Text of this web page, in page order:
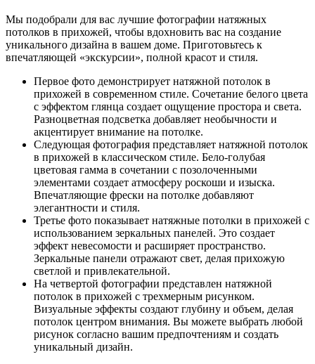
Мы подобрали для вас лучшие фотографии натяжных
потолков в прихожей, чтобы вдохновить вас на создание
уникального дизайна в вашем доме. Приготовьтесь к
впечатляющей «экскурсии», полной красот и стиля.
Первое фото демонстрирует натяжной потолок в
прихожей в современном стиле. Сочетание белого цвета
с эффектом глянца создает ощущение простора и света.
Разноцветная подсветка добавляет необычности и
акцентирует внимание на потолке.
Следующая фотография представляет натяжной потолок
в прихожей в классическом стиле. Бело-голубая
цветовая гамма в сочетании с позолоченными
элементами создает атмосферу роскоши и изыска.
Впечатляющие фрески на потолке добавляют
элегантности и стиля.
Третье фото показывает натяжные потолки в прихожей с
использованием зеркальных панелей. Это создает
эффект невесомости и расширяет пространство.
Зеркальные панели отражают свет, делая прихожую
светлой и привлекательной.
На четвертой фотографии представлен натяжной
потолок в прихожей с трехмерным рисунком.
Визуальные эффекты создают глубину и объем, делая
потолок центром внимания. Вы можете выбрать любой
рисунок согласно вашим предпочтениям и создать
уникальный дизайн.